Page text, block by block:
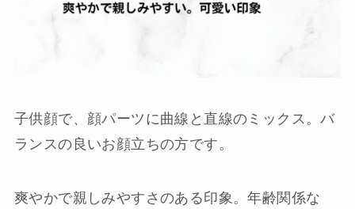
子供顔で、顔パーツに曲線と直線のミックス。バ
ランスの良いお顔立ちの方です。
爽やかで親しみやすさのある印象。年齢関係な